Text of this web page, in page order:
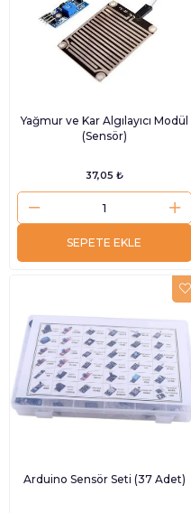
Yağmur ve Kar Algılayıcı Modül
(Sensör)
37,05 ₺
SEPETE EKLE
Arduino Sensör Seti (37 Adet)